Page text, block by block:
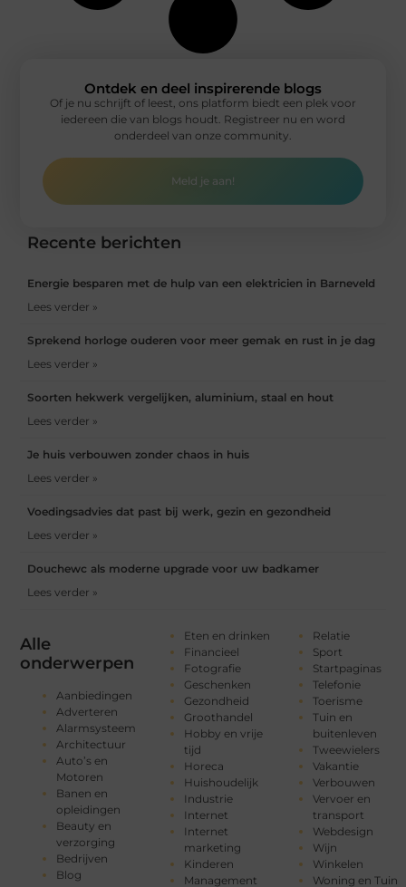
Alle
onderwerpen
Aanbiedingen
Adverteren
Alarmsysteem
Architectuur
Auto’s en
Motoren
Banen en
opleidingen
Beauty en
verzorging
Bedrijven
Blog
Eten en drinken
Financieel
Fotografie
Geschenken
Gezondheid
Groothandel
Hobby en vrije
tijd
Horeca
Huishoudelijk
Industrie
Internet
Internet
marketing
Kinderen
Management
Relatie
Sport
Startpaginas
Telefonie
Toerisme
Tuin en
buitenleven
Tweewielers
Vakantie
Verbouwen
Vervoer en
transport
Webdesign
Wijn
Winkelen
Woning en Tuin
Recente berichten
Energie besparen met de hulp van een elektricien in Barneveld
Lees verder »
Sprekend horloge ouderen voor meer gemak en rust in je dag
Lees verder »
Soorten hekwerk vergelijken, aluminium, staal en hout
Lees verder »
Je huis verbouwen zonder chaos in huis
Lees verder »
Voedingsadvies dat past bij werk, gezin en gezondheid
Lees verder »
Douchewc als moderne upgrade voor uw badkamer
Lees verder »
Ontdek en deel inspirerende blogs
Of je nu schrijft of leest, ons platform biedt een plek voor
iedereen die van blogs houdt. Registreer nu en word
onderdeel van onze community.
Meld je aan!